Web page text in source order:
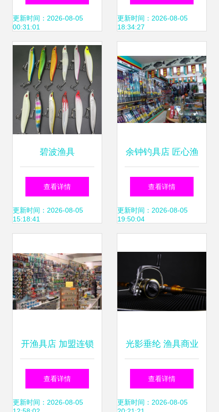
更新时间：2026-08-05
00:31:01
的双重进化
更新时间：2026-08-05
18:34:27
碧波渔具
查看详情
更新时间：2026-08-05
15:18:41
余钟钓具店 匠心渔
具，悠然垂钓时光
查看详情
更新时间：2026-08-05
19:50:04
开渔具店 加盟连锁
还是自主运营？一
文带你理清思路
查看详情
更新时间：2026-08-05
光影垂纶 渔具商业
摄影中的质感与意
境创新——ArisYu
查看详情
更新时间：2026-08-05